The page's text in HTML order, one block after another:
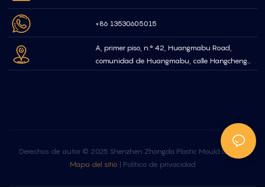
+86 13530605015
A, primer piso, n.° 42, Huangmabu Road,
comunidad de Huangmabu, calle Hangcheng
Bao'an Shenzhen, China
Derechos de autor © 2025 Shenzhen Zhongda Plastic Mould.Co.Ltd. |
Mapa del sitio | Política de privacidad